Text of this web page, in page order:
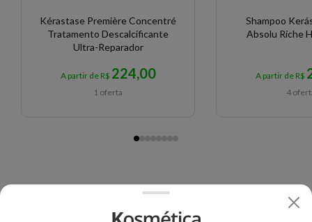
Kérastase Première Concentré
Tratamento Descalcificante
Ultra-Reparador
A partir de R$ 224,00
1 oferta
Shampoo
Absolu Riche
A partir de R$
4